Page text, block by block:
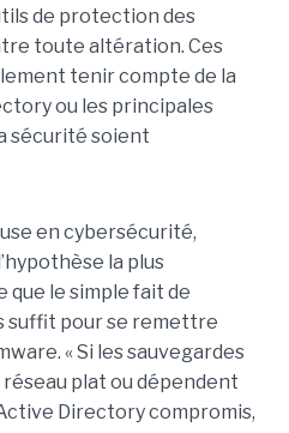
de protection des
toute altération. Ces
tenir compte de la
ou les principales
sécurité soient
en cybersécurité,
la plus
que le simple fait de
suffit pour se remettre
« Si les sauvegardes
plat ou dépendent
Directory compromis,